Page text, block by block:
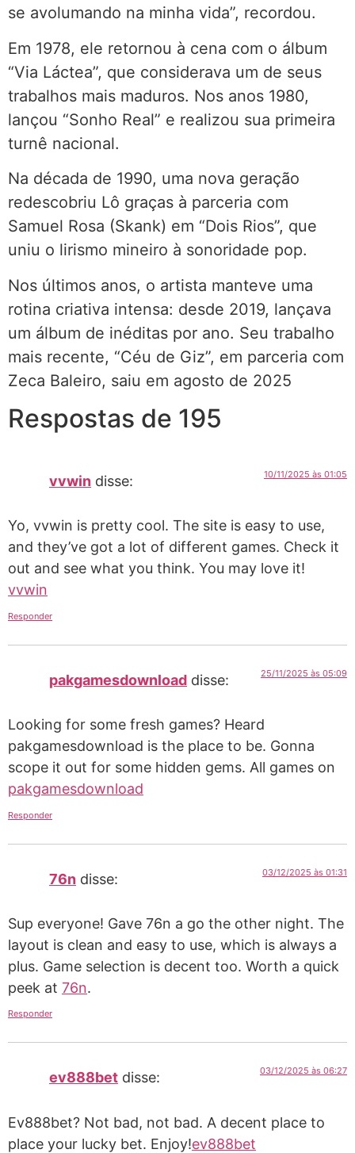
se avolumando na minha vida”, recordou.
Em 1978, ele retornou à cena com o álbum
“Via Láctea”, que considerava um de seus
trabalhos mais maduros. Nos anos 1980,
lançou “Sonho Real” e realizou sua primeira
turnê nacional.
Na década de 1990, uma nova geração
redescobriu Lô graças à parceria com
Samuel Rosa (Skank) em “Dois Rios”, que
uniu o lirismo mineiro à sonoridade pop.
Nos últimos anos, o artista manteve uma
rotina criativa intensa: desde 2019, lançava
um álbum de inéditas por ano. Seu trabalho
mais recente, “Céu de Giz”, em parceria com
Zeca Baleiro, saiu em agosto de 2025
Respostas de 195
vvwin disse: 10/11/2025 às 01:05
Yo, vvwin is pretty cool. The site is easy to use,
and they’ve got a lot of different games. Check it
out and see what you think. You may love it!
vvwin
Responder
pakgamesdownload disse: 25/11/2025 às 05:09
Looking for some fresh games? Heard
pakgamesdownload is the place to be. Gonna
scope it out for some hidden gems. All games on
pakgamesdownload
Responder
76n disse: 03/12/2025 às 01:31
Sup everyone! Gave 76n a go the other night. The
layout is clean and easy to use, which is always a
plus. Game selection is decent too. Worth a quick
peek at 76n.
Responder
ev888bet disse: 03/12/2025 às 06:27
Ev888bet? Not bad, not bad. A decent place to
place your lucky bet. Enjoy!ev888bet